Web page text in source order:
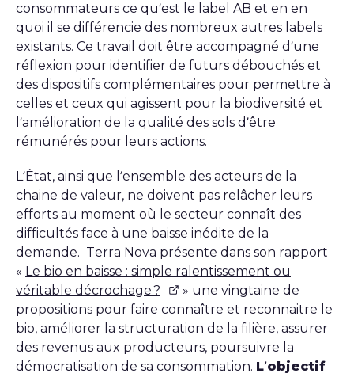
consommateurs ce qu’est le label AB et en en
quoi il se différencie des nombreux autres labels
existants. Ce travail doit être accompagné d’une
réflexion pour identifier de futurs débouchés et
des dispositifs complémentaires pour permettre à
celles et ceux qui agissent pour la biodiversité et
l’amélioration de la qualité des sols d’être
rémunérés pour leurs actions.
L’État, ainsi que l’ensemble des acteurs de la
chaine de valeur, ne doivent pas relâcher leurs
efforts au moment où le secteur connaît des
difficultés face à une baisse inédite de la
demande. Terra Nova présente dans son rapport
« Le bio en baisse : simple ralentissement ou
véritable décrochage ?
» une vingtaine de
propositions pour faire connaître et reconnaitre le
bio, améliorer la structuration de la filière, assurer
des revenus aux producteurs, poursuivre la
démocratisation de sa consommation. L’objectif